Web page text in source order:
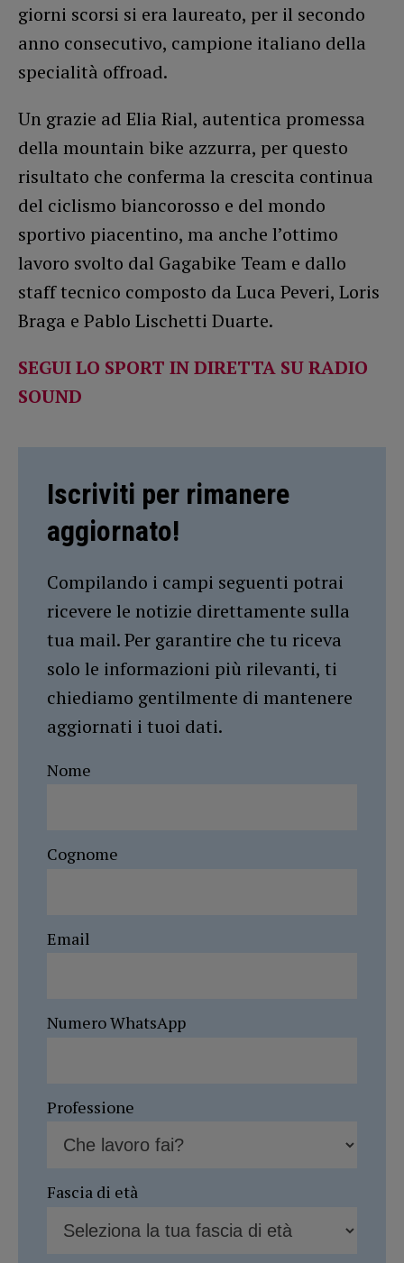
giorni scorsi si era laureato, per il secondo
anno consecutivo, campione italiano della
specialità offroad.
Un grazie ad Elia Rial, autentica promessa
della mountain bike azzurra, per questo
risultato che conferma la crescita continua
del ciclismo biancorosso e del mondo
sportivo piacentino, ma anche l’ottimo
lavoro svolto dal Gagabike Team e dallo
staff tecnico composto da Luca Peveri, Loris
Braga e Pablo Lischetti Duarte.
SEGUI LO SPORT IN DIRETTA SU RADIO
SOUND
Iscriviti per rimanere
aggiornato!
Compilando i campi seguenti potrai
ricevere le notizie direttamente sulla
tua mail. Per garantire che tu riceva
solo le informazioni più rilevanti, ti
chiediamo gentilmente di mantenere
aggiornati i tuoi dati.
Nome
Cognome
Email
Numero WhatsApp
Professione
Fascia di età